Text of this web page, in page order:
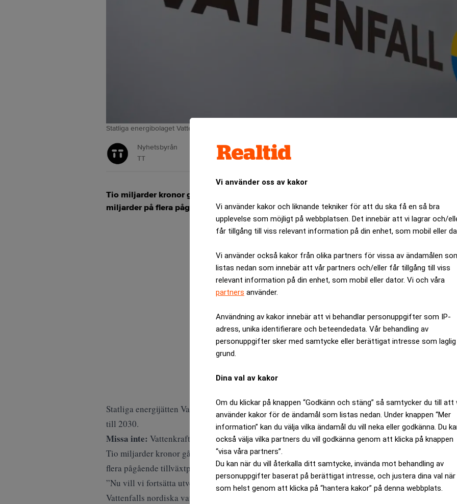
Vi använder oss av kakor
Vi använder kakor och liknande tekniker för att du ska få en så bra
upplevelse som möjligt på webbplatsen. Det innebär att vi lagrar och/
får tillgång till viss relevant information på din enhet, som mobil eller
Vi använder också kakor från olika partners för vissa av ändamålen
listas nedan som innebär att vår partners och/eller får tillgång till viss
relevant information på din enhet, som mobil eller dator. Vi och våra
partners använder.
Användning av kakor innebär att vi behandlar personuppgifter som IP-
adress, unika identifierare och beteendedata. Vår behandling av
personuppgifter sker med samtycke eller berättigat intresse som laglig
grund.
Dina val av kakor
Om du klickar på knappen “Godkänn och stäng” så samtycker du till att
använder kakor för de ändamål som listas nedan. Under knappen “Mer
information” kan du välja vilka ändamål du vill neka eller godkänna. Du
också välja vilka partners du vill godkänna genom att klicka på knappen
“visa våra partners”.
Du kan när du vill återkalla ditt samtycke, invända mot behandling av
personuppgifter baserat på berättigat intresse, och justera dina val när
som helst genom att klicka på “hantera kakor” på denna webbplats.
Statliga energibolaget Vattenfall ska investera tolv miljarder i vattenkraft. (Foto: Jessica Gow/TT)
Nyhetsbyrån
TT
Tio miljarder kronor går till underhålls- och ersättningsinvesteringar i Vattenfalls
miljarder på flera pågående tillväxtprojekt.
Statliga energijätten Vattenfall ska kraftigt öka investeringarna och effekten i svensk
till 2030.
Missa inte: Vattenkraft: Här byggs världens största pumpkraftverk. Realtid
Tio miljarder kronor går till underhålls- och ersättningsinvesteringar i bolagets vattenkraftverk.
flera pågående tillväxtprojekt.
”Nu vill vi fortsätta utveckla vår vattenkraft för att bland annat kunna möta ett ökat elbehov, säger
Vattenfalls nordiska vattenkraft, till